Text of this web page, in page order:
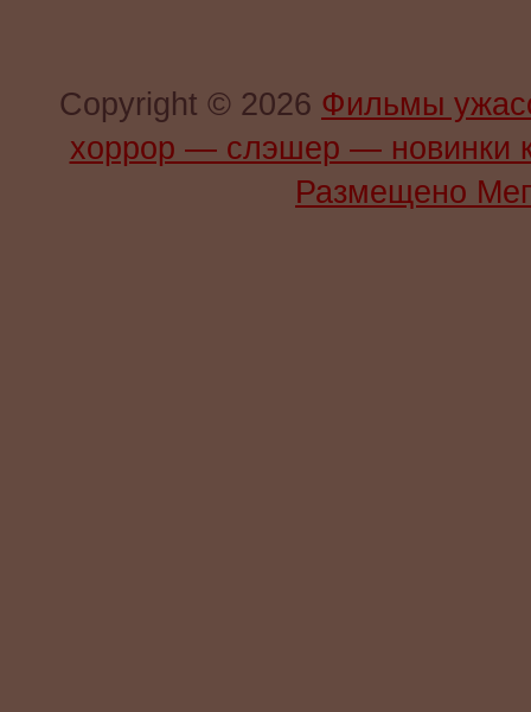
Copyright © 2026 Фильмы
хоррор — слэшер —
Размещено